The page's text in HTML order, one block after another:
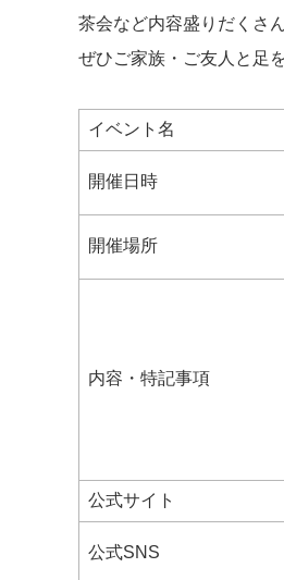
茶会など内容盛りだくさ
ぜひご家族・ご友人と足
イベント名
開催日時
開催場所
内容・特記事項
公式サイト
公式SNS